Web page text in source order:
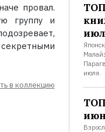
провал.
группу и
в коллекцию
июля.